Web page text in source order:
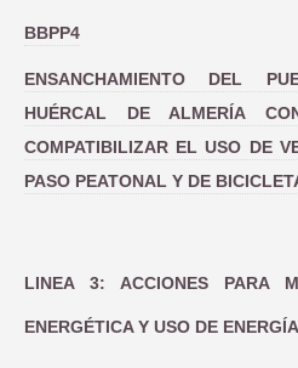
BBPP4
ENSANCHAMIENTO DEL
HUÉRCAL DE ALMERÍA
COMPATIBILIZAR EL USO DE
PASO PEATONAL Y DE
LINEA 3: ACCIONES PARA
ENERGÉTICA Y USO DE